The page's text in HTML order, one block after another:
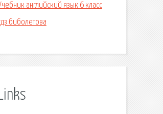
английский язык 6 класс
биболетова
Links